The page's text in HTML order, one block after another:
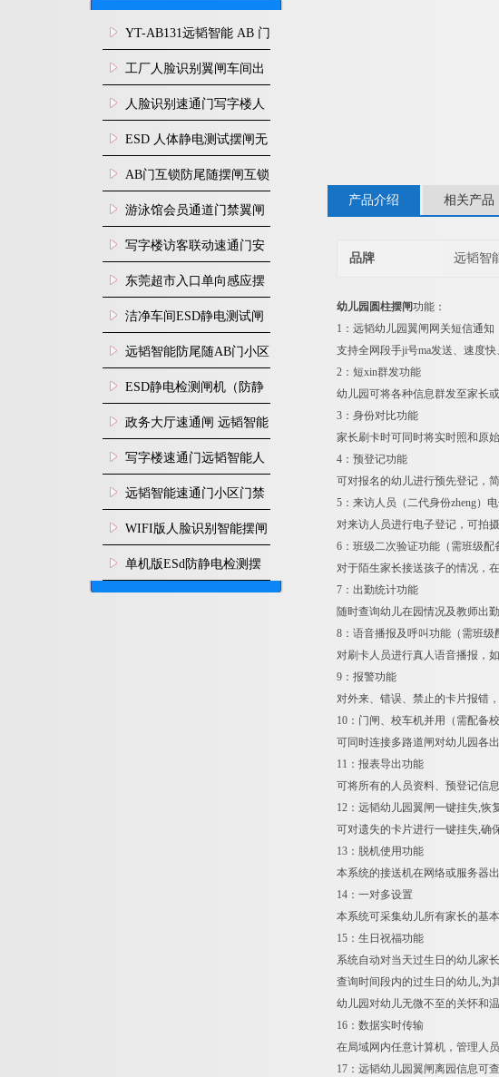
YT-AB131远韬智能 AB 门
闸机双通道互锁防尾随闸
机
工厂人脸识别翼闸车间出
入口人行通道门禁
人脸识别速通门写字楼人
行通道闸门禁设备
ESD 人体静电测试摆闸无
尘车间防静电闸机
AB门互锁防尾随摆闸互锁
闸机
游泳馆会员通道门禁翼闸
写字楼访客联动速通门安
装
东莞超市入口单向感应摆
闸安装
洁净车间ESD静电测试闸
机
远韬智能防尾随AB门小区
门禁闸机安装
​ESD静电检测闸机（防静
电门禁通道系统）
政务大厅速通闸 远韬智能
防尾随静音速通门
写字楼速通门远韬智能人
脸识别快速通道闸
远韬智能速通门小区门禁
闸机食堂消费摆闸
WIFI版人脸识别智能摆闸
机
单机版ESd防静电检测摆
闸机
产品介绍 相关产品
品牌 远韬智
幼儿园圆柱摆闸功能：​
1：远韬幼儿园翼闸网关短信通知
支持全网段手ji号ma发送、速度
2：短xin群发功能
幼儿园可将各种信息群发至家长
3：身份对比功能
家长刷卡时可同时将实时照和原
4：预登记功能
可对报名的幼儿进行预先登记，
5：来访人员（二代身份zheng）
对来访人员进行电子登记，可拍
6：班级二次验证功能（需班级配
对于陌生家长接送孩子的情况，
7：出勤统计功能
随时查询幼儿在园情况及教师出
8：语音播报及呼叫功能（需班级
对刷卡人员进行真人语音播报，
9：报警功能
对外来、错误、禁止的卡片报错
10：门闸、校车机并用（需配备校
可同时连接多路道闸对幼儿园各
11：报表导出功能
可将所有的人员资料、预登记信
12：远韬幼儿园翼闸一键挂失,恢
可对遗失的卡片进行一键挂失,确
13：脱机使用功能
本系统的接送机在网络或服务器
14：一对多设置
本系统可采集幼儿所有家长的基
15：生日祝福功能
系统自动对当天过生日的幼儿家
查询时间段内的过生日的幼儿,为
幼儿园对幼儿无微不至的关怀和温
16：数据实时传输
在局域网内任意计算机，管理人
17：远韬幼儿园翼闸离园信息可查